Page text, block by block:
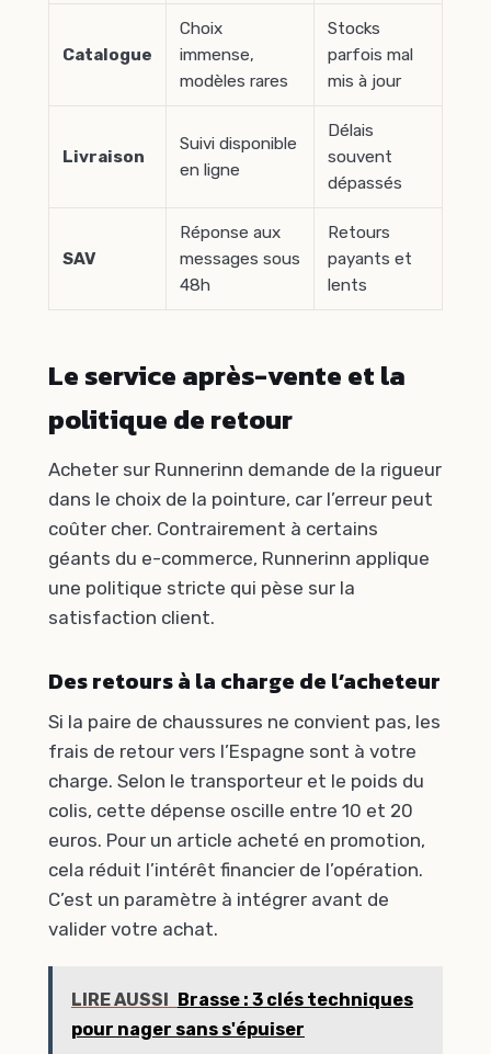
Catalogue
Choix
immense,
modèles rares
Stocks
parfois mal
mis à jour
Livraison
Suivi disponible
en ligne
Délais
souvent
dépassés
SAV
Réponse aux
messages sous
48h
Retours
payants et
lents
Le service après-vente et la
politique de retour
Acheter sur Runnerinn demande de la rigueur
dans le choix de la pointure, car l’erreur peut
coûter cher. Contrairement à certains
géants du e-commerce, Runnerinn applique
une politique stricte qui pèse sur la
satisfaction client.
Des retours à la charge de l’acheteur
Si la paire de chaussures ne convient pas, les
frais de retour vers l’Espagne sont à votre
charge. Selon le transporteur et le poids du
colis, cette dépense oscille entre 10 et 20
euros. Pour un article acheté en promotion,
cela réduit l’intérêt financier de l’opération.
C’est un paramètre à intégrer avant de
valider votre achat.
LIRE AUSSI Brasse : 3 clés techniques
pour nager sans s'épuiser